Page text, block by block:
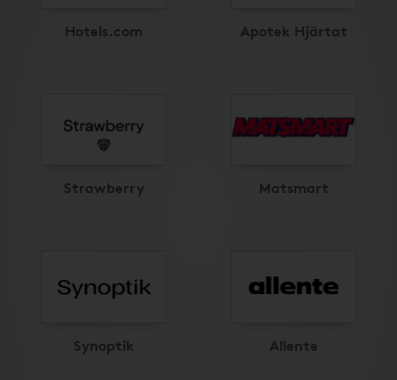
Hotels.com Apotek Hjärtat
Strawberry Matsmart
Synoptik Allente